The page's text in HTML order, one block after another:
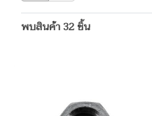
พบสินค้า 32 ชิ้น